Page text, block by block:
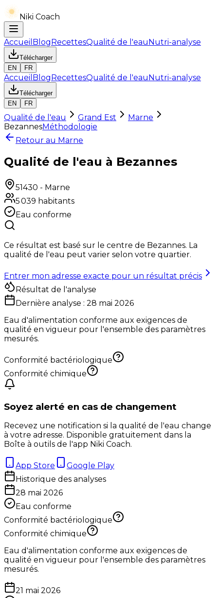
Niki Coach
Accueil BlogRecettesQualité de l'eauNutri-analyse
Télécharger
EN
FR
Accueil BlogRecettesQualité de l'eauNutri-analyse
Télécharger
EN
FR
Qualité de l'eau Grand Est
Marne
BezannesMéthodologie
Retour au Marne
Qualité de l'eau à Bezannes
51430 - Marne
5 039 habitants
Eau conforme
Ce résultat est basé sur le centre de Bezannes. La
qualité de l'eau peut varier selon votre quartier.
Entrer mon adresse exacte pour un résultat précis
Résultat de l'analyse
Dernière analyse : 28 mai 2026
Eau d'alimentation conforme aux exigences de
qualité en vigueur pour l'ensemble des paramètres
mesurés.
Conformité bactériologique
Conformité chimique
Soyez alerté en cas de changement
Recevez une notification si la qualité de l'eau change
à votre adresse. Disponible gratuitement dans la
Boîte à outils de l'app Niki Coach.
App Store
Google Play
Historique des analyses
28 mai 2026
Eau conforme
Conformité bactériologique
Conformité chimique
Eau d'alimentation conforme aux exigences de
qualité en vigueur pour l'ensemble des paramètres
mesurés.
21 mai 2026